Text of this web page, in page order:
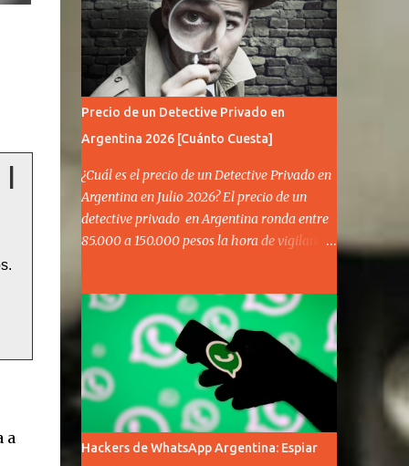
|
a
Precio de un Detective Privado en
Argentina 2026 [Cuánto Cuesta]
¿Cuál es el precio de un Detective Privado en
Argentina en Julio 2026? El precio de un
detective privado en Argentina ronda entre
85.000 a 150.000 pesos la hora de vigilancia
de espera y vigilancia. El costo final depende
del tiempo, de la zona, del lugar y de los
medios de movilidad de la persona a
investigar. Consulte en privado.
Hackers de WhatsApp Argentina: Espiar